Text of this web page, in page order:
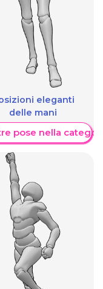
eleganti
delle mani
pose nella